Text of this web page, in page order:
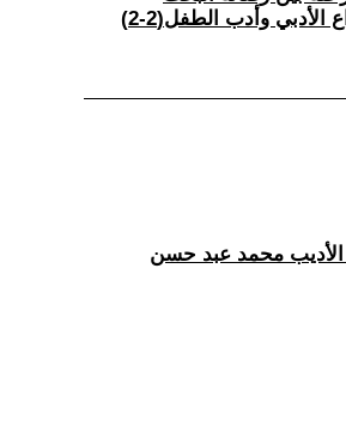
الأدبي وأدب الطفل(2-2)